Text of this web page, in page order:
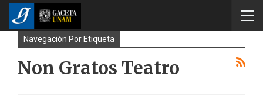
Navegación Por Etiqueta
Non Gratos Teatro